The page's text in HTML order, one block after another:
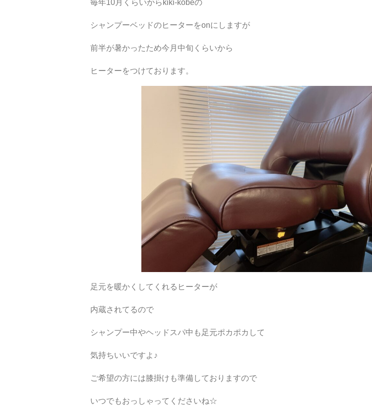
毎年10月くらいからkiki-kobeの
シャンプーベッドのヒーターをonにしますが
前半が暑かったため今月中旬くらいから
ヒーターをつけております。
足元を暖かくしてくれるヒーターが
内蔵されてるので
シャンプー中やヘッドスパ中も足元ポカポカして
気持ちいいですよ♪
ご希望の方には膝掛けも準備しておりますので
いつでもおっしゃってくださいね☆